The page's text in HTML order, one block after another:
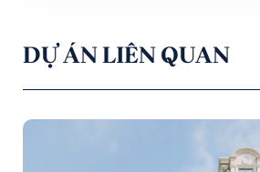
DỰ ÁN LIÊN QUAN